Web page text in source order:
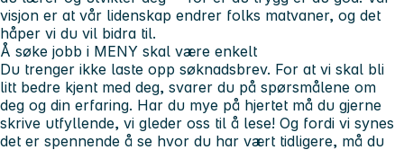
visjon er at vår lidenskap endrer folks matvaner, og det
håper vi du vil bidra til.
Å søke jobb i MENY skal være enkelt
Du trenger ikke laste opp søknadsbrev. For at vi skal bli
litt bedre kjent med deg, svarer du på spørsmålene om
deg og din erfaring. Har du mye på hjertet må du gjerne
skrive utfyllende, vi gleder oss til å lese! Og fordi vi synes
det er spennende å se hvor du har vært tidligere, må du